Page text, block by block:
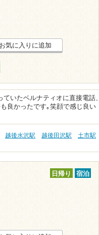
お気に入りに追加
いたベルナティオに直接電話、
良かったです｡笑顔で感じ良い
越後水沢駅 越後田沢駅
土市駅
日帰り 宿泊